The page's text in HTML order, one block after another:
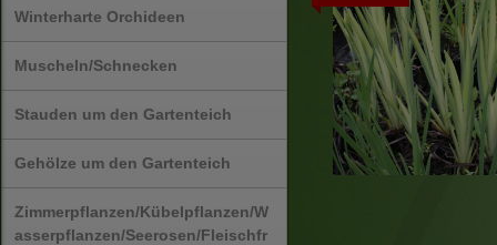
Winterharte Orchideen
Muscheln/Schnecken
Stauden um den Gartenteich
Gehölze um den Gartenteich
Zimmerpflanzen/Kübelpflanzen/W
asserpflanzen/Seerosen/Fleischfr